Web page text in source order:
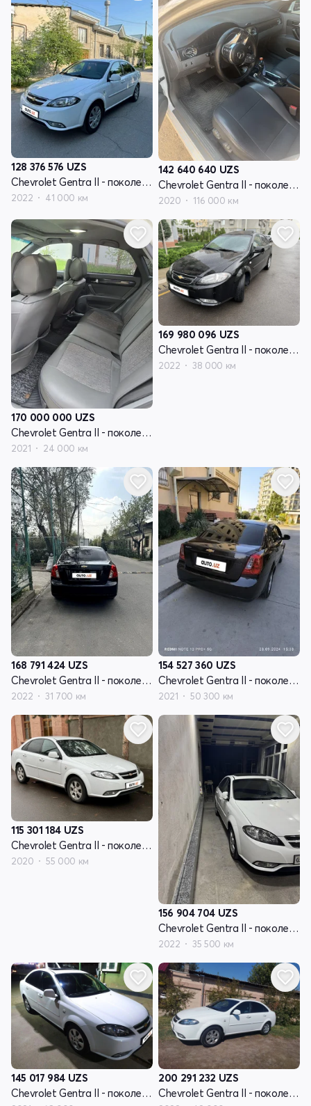
128 376 576 UZS
Chevrolet Gentra II - поколение
2022 41 000 км
142 640 640 UZS
Chevrolet Gentra II - поколение
2020 116 000 км
170 000 000 UZS
Chevrolet Gentra II - поколение
2021 24 000 км
169 980 096 UZS
Chevrolet Gentra II - поколение
2022 38 000 км
168 791 424 UZS
Chevrolet Gentra II - поколение
2022 31 700 км
154 527 360 UZS
Chevrolet Gentra II - поколение
2021 50 300 км
115 301 184 UZS
Chevrolet Gentra II - поколение
2020 55 000 км
156 904 704 UZS
Chevrolet Gentra II - поколение
2022 35 500 км
145 017 984 UZS
Chevrolet Gentra II - поколение
200 291 232 UZS
Chevrolet Gentra II - поколение